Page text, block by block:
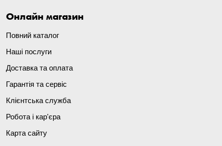
Онлайн магазин
Повний каталог
Наші послуги
Доставка та оплата
Гарантія та сервіс
Клієнтська служба
Робота і кар'єра
Карта сайту